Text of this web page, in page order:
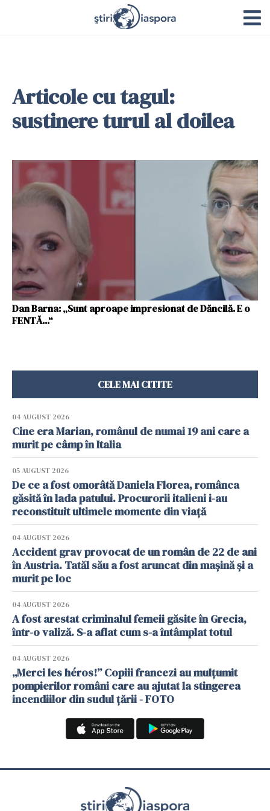
Articole cu tagul:
sustinere turul al doilea
Dan Barna: „Sunt aproape impresionat de Dăncilă. E o
FENTĂ...“
CELE MAI CITITE
04 AUGUST 2026
Cine era Marian, românul de numai 19 ani care a
murit pe câmp în Italia
05 AUGUST 2026
De ce a fost omorâtă Daniela Florea, românca
găsită în lada patului. Procurorii italieni i-au
reconstituit ultimele momente din viață
04 AUGUST 2026
Accident grav provocat de un român de 22 de ani
în Austria. Tatăl său a fost aruncat din mașină și a
murit pe loc
04 AUGUST 2026
A fost arestat criminalul femeii găsite în Grecia,
într-o valiză. S-a aflat cum s-a întâmplat totul
04 AUGUST 2026
„Merci les héros!” Copiii francezi au mulțumit
pompierilor români care au ajutat la stingerea
incendiilor din sudul țării - FOTO